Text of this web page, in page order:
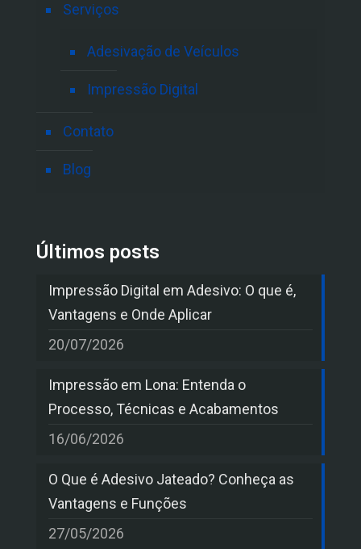
Serviços
Adesivação de Veículos
Impressão Digital
Contato
Blog
Últimos posts
Impressão Digital em Adesivo: O que é,
Vantagens e Onde Aplicar
20/07/2026
Impressão em Lona: Entenda o
Processo, Técnicas e Acabamentos
16/06/2026
O Que é Adesivo Jateado? Conheça as
Vantagens e Funções
27/05/2026